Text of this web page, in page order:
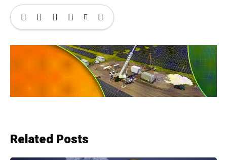
Related Posts